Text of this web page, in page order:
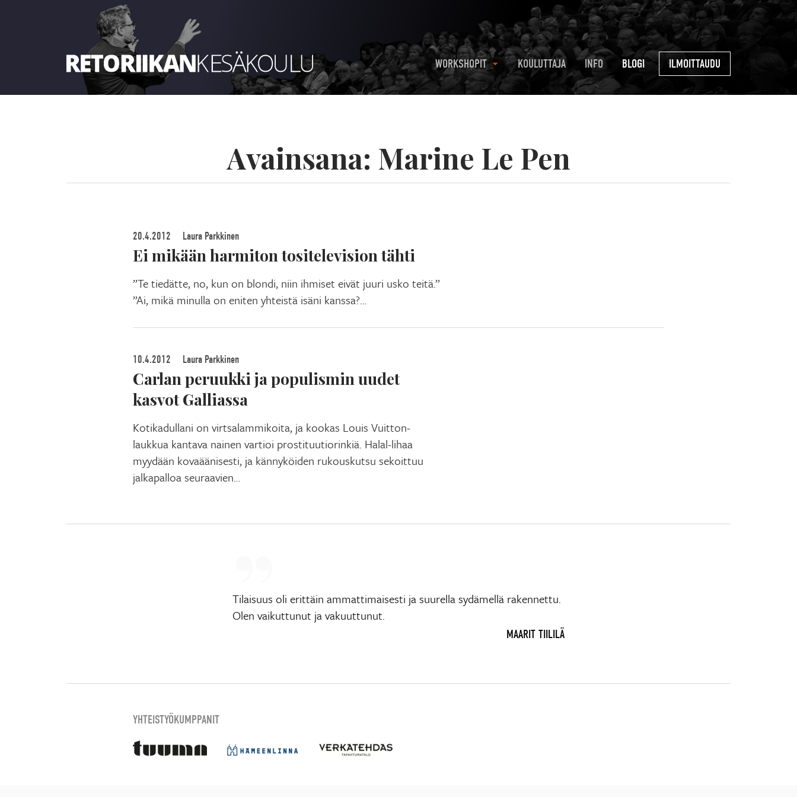
WORKSHOPIT KOULUTTAJA INFO BLOGI ILMOITTAUDU
Avainsana: Marine Le Pen
20.4.2012 Laura Parkkinen
Ei mikään harmiton tositelevision tähti
”Te tiedätte, no, kun on blondi, niin ihmiset eivät juuri usko teitä.”
”Ai, mikä minulla on eniten yhteistä isäni kanssa?…
10.4.2012 Laura Parkkinen
Carlan peruukki ja populismin uudet
kasvot Galliassa
Kotikadullani on virtsalammikoita, ja kookas Louis Vuitton-
laukkua kantava nainen vartioi prostituutiorinkiä. Halal-lihaa
myydään kovaäänisesti, ja kännyköiden rukouskutsu sekoittuu
jalkapalloa seuraavien…
Tilaisuus oli erittäin ammattimaisesti ja suurella sydämellä rakennettu.
Olen vaikuttunut ja vakuuttunut.
MAARIT TIILILÄ
YHTEISTYÖKUMPPANIT